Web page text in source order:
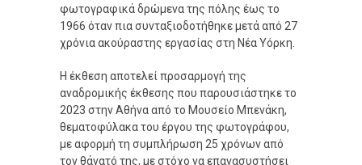
φωτογραφικά δρώμενα της πόλης έως το
1966 όταν πια συνταξιοδοτήθηκε μετά από 27
χρόνια ακούραστης εργασίας στη Νέα Υόρκη.
Η έκθεση αποτελεί προσαρμογή της
αναδρομικής έκθεσης που παρουσιάστηκε το
2023 στην Αθήνα από το Μουσείο Μπενάκη,
θεματοφύλακα του έργου της φωτογράφου,
με αφορμή τη συμπλήρωση 25 χρόνων από
τον θάνατό της, με στόχο να επανασυστήσει